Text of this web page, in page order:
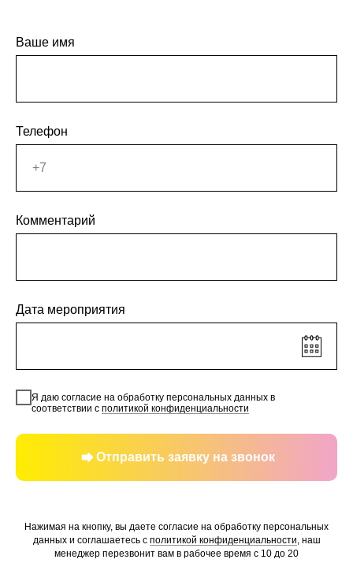
Ваше имя
Телефон
Комментарий
Дата мероприятия
Я даю согласие на обработку персональных данных в
соответствии с политикой конфиденциальности
Отправить заявку на звонок
Нажимая на кнопку, вы даете согласие на обработку персональных
данных и соглашаетесь c политикой конфиденциальности, наш
менеджер перезвонит вам в рабочее время с 10 до 20